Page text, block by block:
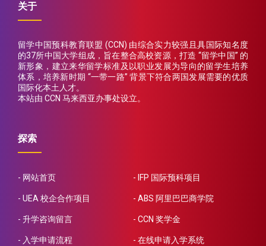
关于
留学中国预科教育联盟 (CCN) 由综合实力较强且具国际知名度
的37所中国大学组成，旨在整合高校资源，打造 “留学中国” 的
新形象，建立来华留学标准及以职业发展为导向的留学生培养
体系，培养新时期 “一带一路” 背景下符合两国发展需要的优质
国际化本土人才。
本站由 CCN 马来西亚办事处设立。
探索
网站首页 IFP 国际预科项目
UEA 校企合作项目 ABS 阿里巴巴商学院
升学咨询留言 CCN 奖学金
入学申请流程 在线申请入学系统